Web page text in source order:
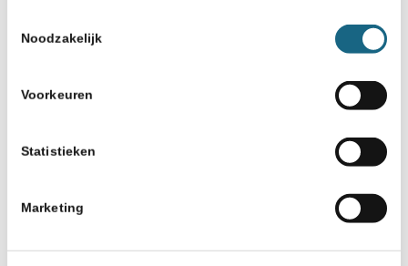
Noodzakelijk
Voorkeuren
Statistieken
Marketing